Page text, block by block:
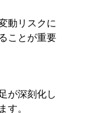
動リスクに
ことが重要
が深刻化し
す。